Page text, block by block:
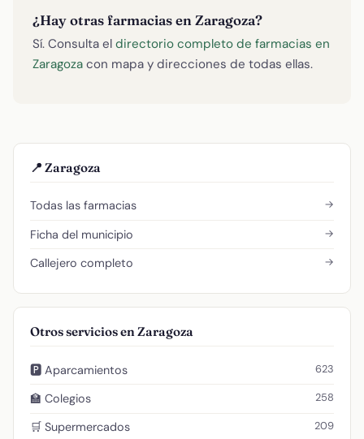
¿Hay otras farmacias en Zaragoza?
Sí. Consulta el directorio completo de farmacias en
Zaragoza con mapa y direcciones de todas ellas.
📍 Zaragoza
Todas las farmacias →
Ficha del municipio →
Callejero completo →
Otros servicios en Zaragoza
🅿️ Aparcamientos 623
🏫 Colegios 258
🛒 Supermercados 209